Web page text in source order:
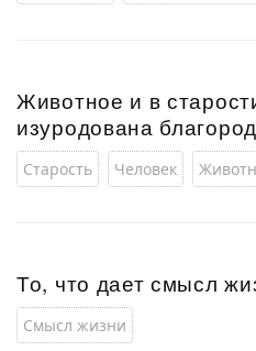
Животное и в
изуродована
Старость Человек
То, что дает смысл
Смысл жизни